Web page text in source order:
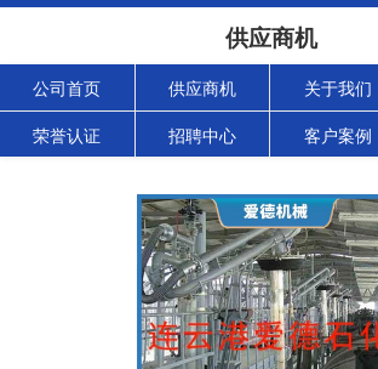
供应商机
公司首页 供应商机 关于我们
荣誉认证 招聘中心 客户案例